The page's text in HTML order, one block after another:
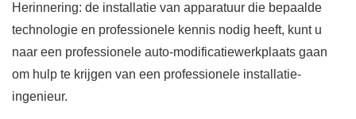
Herinnering: de installatie van apparatuur die bepaalde
technologie en professionele kennis nodig heeft, kunt u
naar een professionele auto-modificatiewerkplaats gaan
om hulp te krijgen van een professionele installatie-
ingenieur.